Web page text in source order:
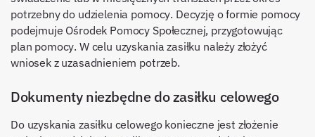
potrzebny do udzielenia pomocy. Decyzję o formie pomocy
podejmuje Ośrodek Pomocy Społecznej, przygotowując
plan pomocy. W celu uzyskania zasiłku należy złożyć
wniosek z uzasadnieniem potrzeb.
Dokumenty niezbędne do zasiłku celowego
Do uzyskania zasiłku celowego konieczne jest złożenie